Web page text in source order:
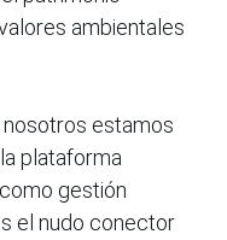
ambientales
nosotros estamos
plataforma
gestión
el nudo conector